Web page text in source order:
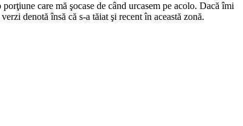
care mă şocase de când urcasem pe acolo. Dacă îmi
denotă însă că s-a tăiat şi recent în această zonă.